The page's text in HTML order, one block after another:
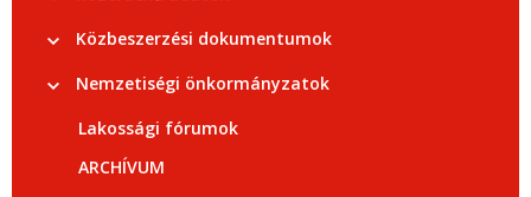
Közbeszerzési dokumentumok
Nemzetiségi önkormányzatok
Lakossági fórumok
ARCHÍVUM